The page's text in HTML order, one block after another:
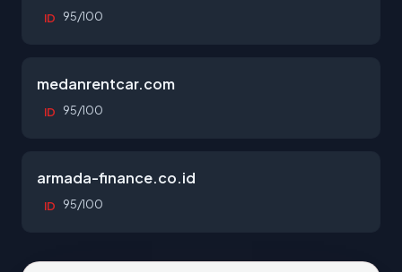
ID 95/100
medanrentcar.com
ID 95/100
armada-finance.co.id
ID 95/100